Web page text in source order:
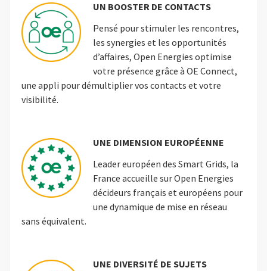
UN BOOSTER DE CONTACTS
Pensé pour stimuler les rencontres,
les synergies et les opportunités
d’affaires, Open Energies optimise
votre présence grâce à OE Connect,
une appli pour démultiplier vos contacts et votre
visibilité.
UNE DIMENSION EUROPÉENNE
Leader européen des Smart Grids, la
France accueille sur Open Energies
décideurs français et européens pour
une dynamique de mise en réseau
sans équivalent.
UNE DIVERSITÉ DE SUJETS